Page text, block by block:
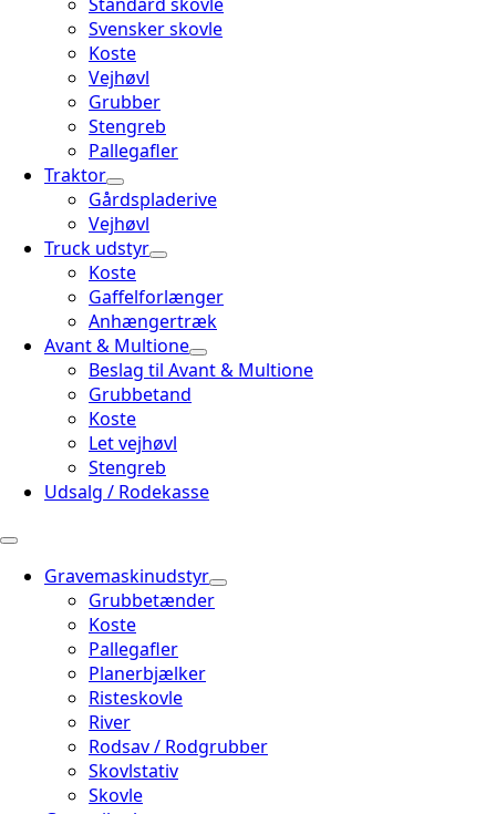
Svensker skovle
Koste
Vejhøvl
Grubber
Stengreb
Pallegafler
Traktor
Gårdspladerive
Vejhøvl
Truck udstyr
Koste
Gaffelforlænger
Anhængertræk
Avant & Multione
Beslag til Avant & Multione
Grubbetand
Koste
Let vejhøvl
Stengreb
Udsalg / Rodekasse
Gravemaskinudstyr
Grubbetænder
Koste
Pallegafler
Planerbjælker
Risteskovle
River
Rodsav / Rodgrubber
Skovlstativ
Skovle